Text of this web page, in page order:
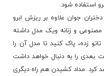
استفاده شود.
جوان علاوه بر ریزش ابرو
و زنانه ویک مدل داشته
زده، پاک کنید تا مدل آن را
را به دنبال خواهد داشت
کرد. مداد کشیدن هم راه دیگری